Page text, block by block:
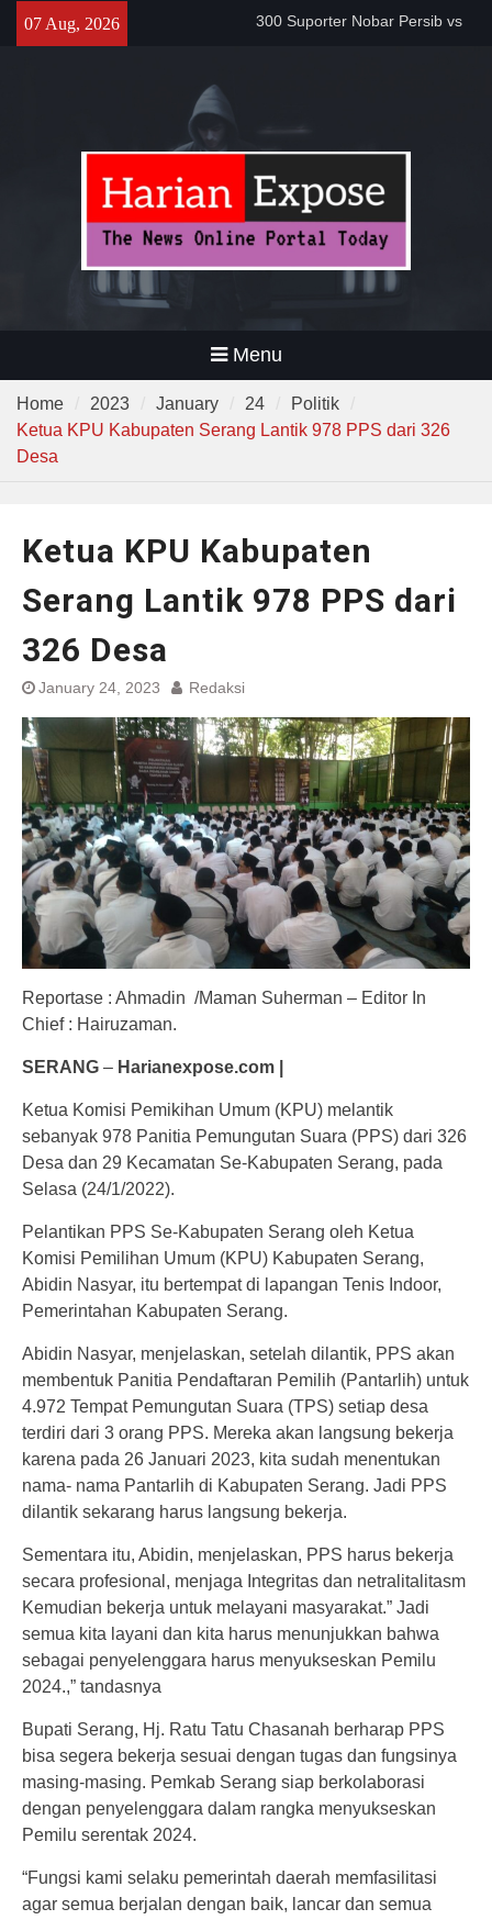
07 Aug, 2026
Proyek Jalan Batubantar –
MUI ke Al-Azhar dan Madinah
Lewat Program PWD 2026
Menu
Home 2023 January 24
Politik
Ketua KPU Kabupaten Serang Lantik 978 PPS dari 326
Desa
Ketua KPU Kabupaten
Serang Lantik 978 PPS dari
326 Desa
January 24, 2023 Redaksi
Reportase : Ahmadin /Maman Suherman – Editor In
Chief : Hairuzaman.
SERANG – Harianexpose.com |
Ketua Komisi Pemikihan Umum (KPU) melantik
sebanyak 978 Panitia Pemungutan Suara (PPS) dari 326
Desa dan 29 Kecamatan Se-Kabupaten Serang, pada
Selasa (24/1/2022).
Pelantikan PPS Se-Kabupaten Serang oleh Ketua
Komisi Pemilihan Umum (KPU) Kabupaten Serang,
Abidin Nasyar, itu bertempat di lapangan Tenis Indoor,
Pemerintahan Kabupaten Serang.
Abidin Nasyar, menjelaskan, setelah dilantik, PPS akan
membentuk Panitia Pendaftaran Pemilih (Pantarlih) untuk
4.972 Tempat Pemungutan Suara (TPS) setiap desa
terdiri dari 3 orang PPS. Mereka akan langsung bekerja
karena pada 26 Januari 2023, kita sudah menentukan
nama- nama Pantarlih di Kabupaten Serang. Jadi PPS
dilantik sekarang harus langsung bekerja.
Sementara itu, Abidin, menjelaskan, PPS harus bekerja
secara profesional, menjaga Integritas dan netralitalitasm
Kemudian bekerja untuk melayani masyarakat.” Jadi
semua kita layani dan kita harus menunjukkan bahwa
sebagai penyelenggara harus menyukseskan Pemilu
2024.,” tandasnya
Bupati Serang, Hj. Ratu Tatu Chasanah berharap PPS
bisa segera bekerja sesuai dengan tugas dan fungsinya
masing-masing. Pemkab Serang siap berkolaborasi
dengan penyelenggara dalam rangka menyukseskan
Pemilu serentak 2024.
“Fungsi kami selaku pemerintah daerah memfasilitasi
agar semua berjalan dengan baik, lancar dan semua